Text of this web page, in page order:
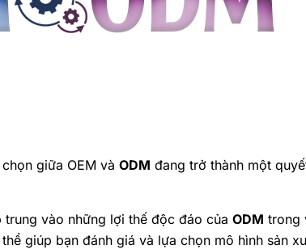
giữa OEM và ODM đang trở thành một
vào những lợi thế độc đáo của ODM trong
giúp bạn đánh giá và lựa chọn mô hình sản